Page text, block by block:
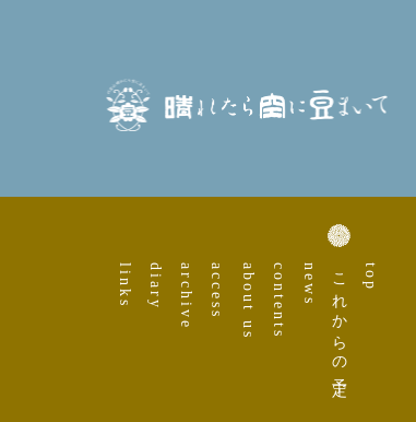
top
これからの予定
news
contents
about us
access
archive
diary
links